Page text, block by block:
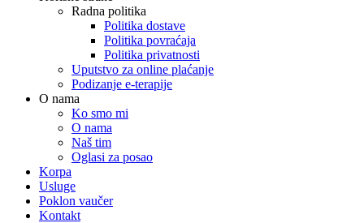
Radna politika
Politika dostave
Politika povraćaja
Politika privatnosti
Uputstvo za online plaćanje
Podizanje e-terapije
O nama
Ko smo mi
O nama
Naš tim
Oglasi za posao
Korpa
Usluge
Poklon vaučer
Kontakt